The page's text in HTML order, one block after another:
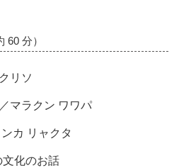
60 分）
リソ
マラクン ワワパ
カ リャクタ
化のお話